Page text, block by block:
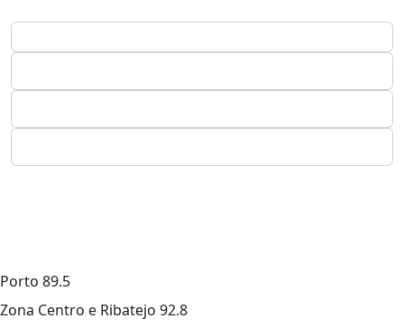
Porto 89.5
Zona Centro e Ribatejo 92.8